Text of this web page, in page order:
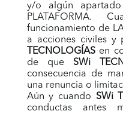
y/o algún
PLATAFORMA.
funcionamiento de
a acciones civiles y
TECNOLOGÍASen
de que SWi
consecuencia de
una renuncia o
Aún y cuando SWi
conductas antes